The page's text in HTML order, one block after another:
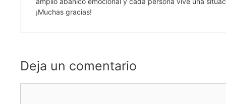
¡Muchas gracias!
Deja un comentario